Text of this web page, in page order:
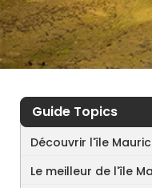
Guide Topics
Découvrir l'île
Le meilleur de l'île